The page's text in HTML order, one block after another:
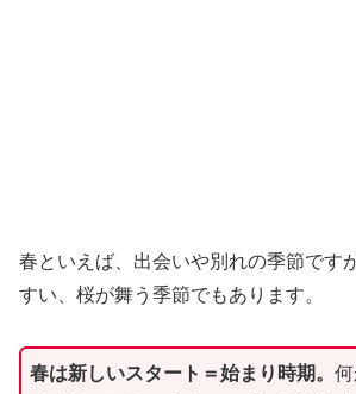
春といえば、出会いや別れの季節です
すい、桜が舞う季節でもあります。
春は新しいスタート＝始まり時期。